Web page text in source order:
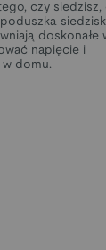
czy siedzisz,
doskonałe
napięcie i
w domu.